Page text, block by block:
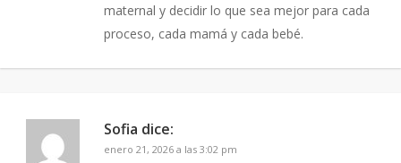
maternal y decidir lo que sea mejor para cada
proceso, cada mamá y cada bebé.
Sofia dice:
enero 21, 2026 a las 3:02 pm